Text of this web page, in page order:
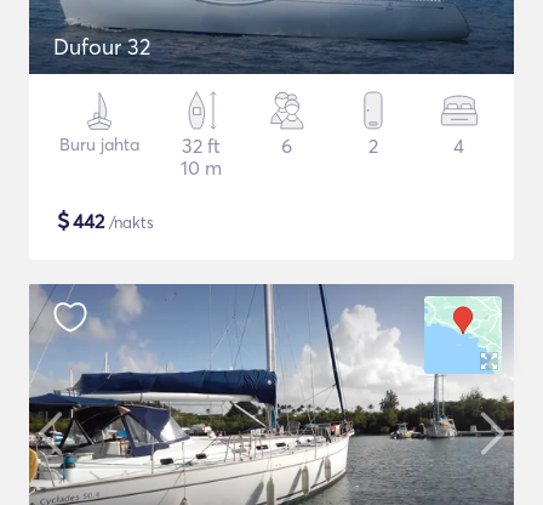
Dufour 32
Buru jahta
32 ft
10 m
6 2 4
$442/nakts